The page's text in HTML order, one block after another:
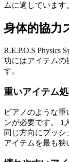
ムに適しています
身体的協力
R.E.P.O.S Physics
功にはアイテムの
す。
重いアイテム
ピアノのような
ンが必要です。 1
同じ方向にプッ
アイテムを最も狭